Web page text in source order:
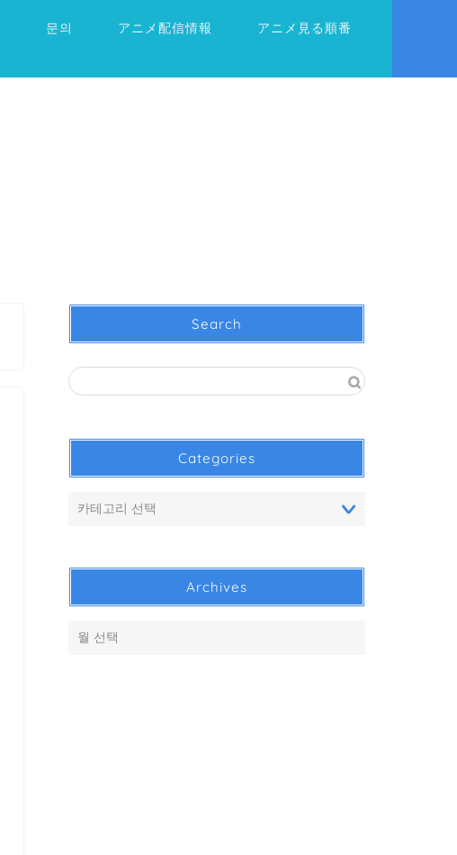
문의 アニメ配信情報 アニメ見る順番
Search
Categories
Archives